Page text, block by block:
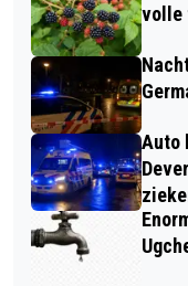
volle
Auto